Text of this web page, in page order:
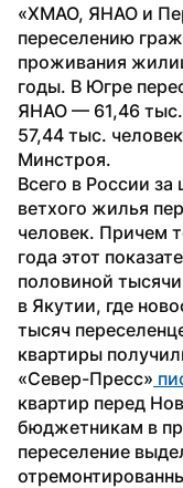
«ХМАО, ЯНАО и
переселению
проживания
годы. В Югре
ЯНАО — 61,46
57,44 тыс.
Минстроя.
Всего в России за
ветхого жилья
человек. Причем
года этот
половиной
в Якутии, где
тысяч
квартиры
«Север-Пресс»
квартир перед
бюджетникам в
переселение